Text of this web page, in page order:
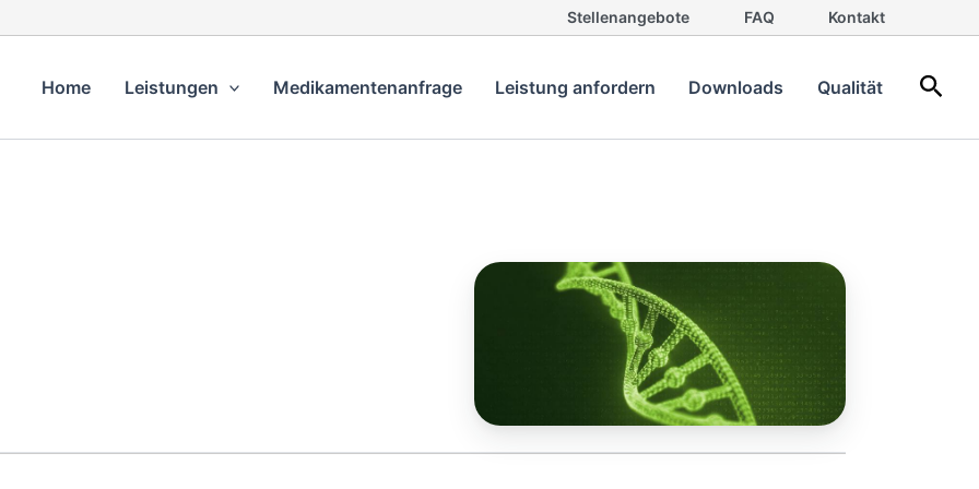
Stellenangebote FAQ Kontakt
Home Leistungen Medikamentenanfrage Leistung anfordern Downloads Qualität